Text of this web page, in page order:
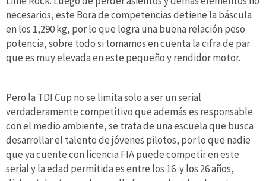
necesarios, este Bora de competencias detiene la báscula
en los 1,290 kg, por lo que logra una buena relación peso
potencia, sobre todo si tomamos en cuenta la cifra de par
que es muy elevada en este pequeño y rendidor motor.
Pero la TDI Cup no se limita solo a ser un serial
verdaderamente competitivo que además es responsable
con el medio ambiente, se trata de una escuela que busca
desarrollar el talento de jóvenes pilotos, por lo que nadie
que ya cuente con licencia FIA puede competir en este
serial y la edad permitida es entre los 16 y los 26 años,